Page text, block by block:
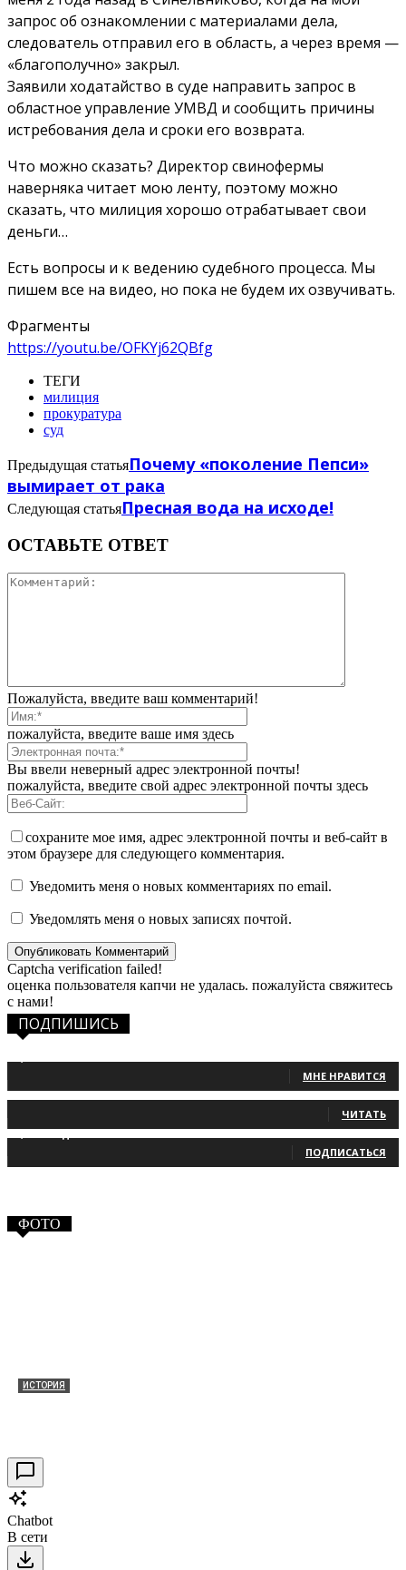
запрос об ознакомлении с материалами дела,
следователь отправил его в область, а через время —
«благополучно» закрыл.
Заявили ходатайство в суде направить запрос в
областное управление УМВД и сообщить причины
истребования дела и сроки его возврата.
Что можно сказать? Директор свинофермы
наверняка читает мою ленту, поэтому можно
сказать, что милиция хорошо отрабатывает свои
деньги…
Есть вопросы и к ведению судебного процесса. Мы
пишем все на видео, но пока не будем их озвучивать.
Фрагменты
https://youtu.be/OFKYj62QBfg
ТЕГИ
милиция
прокуратура
суд
Предыдущая статьяПочему «поколение Пепси»
вымирает от рака
Следующая статьяПресная вода на исходе!
ОСТАВЬТЕ ОТВЕТ
Пожалуйста, введите ваш комментарий!
пожалуйста, введите ваше имя здесь
Вы ввели неверный адрес электронной почты!
пожалуйста, введите свой адрес электронной почты здесь
сохраните мое имя, адрес электронной почты и веб-сайт в
этом браузере для следующего комментария.
Уведомить меня о новых комментариях по email.
Уведомлять меня о новых записях почтой.
Captcha verification failed!
оценка пользователя капчи не удалась. пожалуйста свяжитесь
с нами!
ПОДПИШИСЬ
МНЕ НРАВИТСЯ
ЧИТАТЬ
ПОДПИСАТЬСЯ
ФОТО
ИСТОРИЯ
Chatbot
В сети